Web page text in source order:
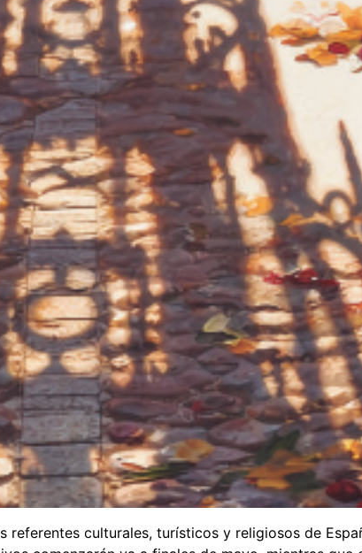
culturales, turísticos y religiosos de